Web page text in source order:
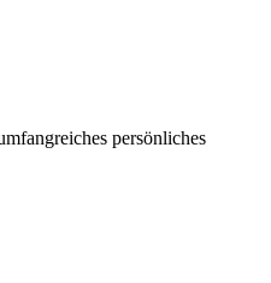
persönliches